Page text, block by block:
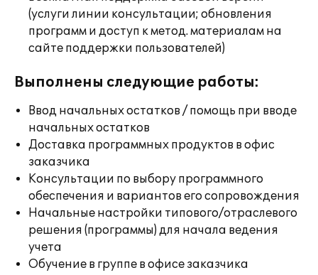
(услуги линии консультации; обновления
программ и доступ к метод. материалам на
сайте поддержки пользователей)
Выполнены следующие работы:
Ввод начальных остатков / помощь при вводе
начальных остатков
Доставка программных продуктов в офис
заказчика
Консультации по выбору программного
обеспечения и вариантов его сопровождения
Начальные настройки типового/отраслевого
решения (программы) для начала ведения
учета
Обучение в группе в офисе заказчика